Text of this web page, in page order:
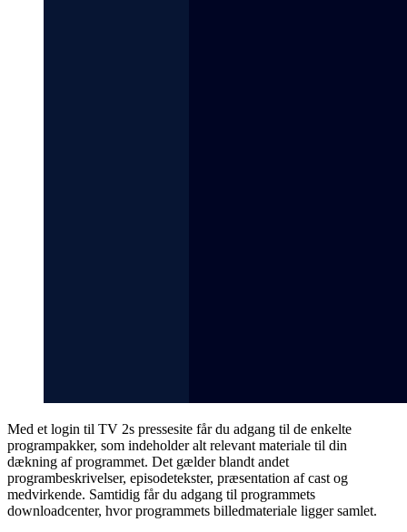
Med et login til TV 2s pressesite får du adgang til de enkelte
programpakker, som indeholder alt relevant materiale til din
dækning af programmet. Det gælder blandt andet
programbeskrivelser, episodetekster, præsentation af cast og
medvirkende. Samtidig får du adgang til programmets
downloadcenter, hvor programmets billedmateriale ligger samlet.